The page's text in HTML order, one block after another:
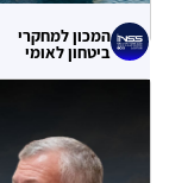
המכון למחקרי
ביטחון לאומי
עוקף
04.08.2026